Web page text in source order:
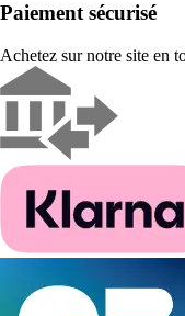
Paiement sécurisé
Achetez sur notre site en